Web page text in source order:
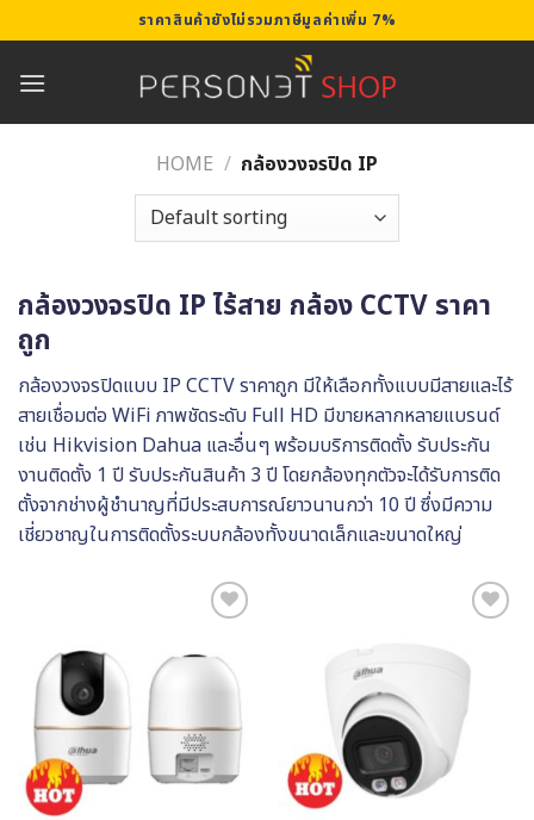
to
content
ราคาสินค้ายังไม่รวมภาษีมูลค่าเพิ่ม 7%
HOME / กล้องวงจรปิด IP
กล้องวงจรปิด IP ไร้สาย กล้อง CCTV ราคา
ถูก
กล้องวงจรปิดแบบ IP CCTV ราคาถูก มีให้เลือกทั้งแบบมีสายและไร้
สายเชื่อมต่อ WiFi ภาพชัดระดับ Full HD มีขายหลากหลายแบรนด์
เช่น Hikvision Dahua และอื่นๆ พร้อมบริการติดตั้ง รับประกัน
งานติดตั้ง 1 ปี รับประกันสินค้า 3 ปี โดยกล้องทุกตัวจะได้รับการติด
ตั้งจากช่างผู้ชำนาญที่มีประสบการณ์ยาวนานกว่า 10 ปี ซึ่งมีความ
เชี่ยวชาญในการติดตั้งระบบกล้องทั้งขนาดเล็กและขนาดใหญ่